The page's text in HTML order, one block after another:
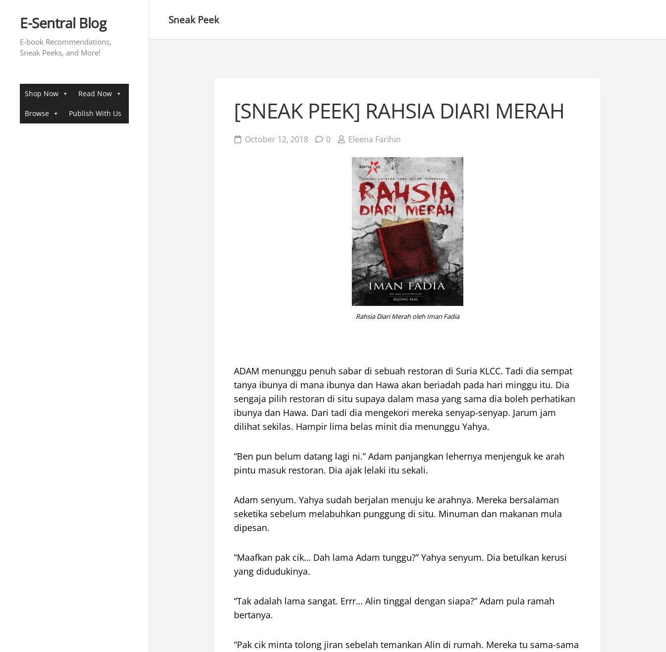
contentE-Sentral Blog
E-book Recommendations,
Sneak Peeks, and More!
Shop Now Read Now
Browse Publish With Us
Sneak Peek
[SNEAK PEEK] RAHSIA DIARI MERAH
October 12, 2018 0 Eleena Farihin
Rahsia Diari Merah oleh Iman Fadia
ADAM menunggu penuh sabar di sebuah restoran di Suria KLCC. Tadi dia sempat
tanya ibunya di mana ibunya dan Hawa akan beriadah pada hari minggu itu. Dia
sengaja pilih restoran di situ supaya dalam masa yang sama dia boleh perhatikan
ibunya dan Hawa. Dari tadi dia mengekori mereka senyap-senyap. Jarum jam
dilihat sekilas. Hampir lima belas minit dia menunggu Yahya.
“Ben pun belum datang lagi ni.” Adam panjangkan lehernya menjenguk ke arah
pintu masuk restoran. Dia ajak lelaki itu sekali.
Adam senyum. Yahya sudah berjalan menuju ke arahnya. Mereka bersalaman
seketika sebelum melabuhkan punggung di situ. Minuman dan makanan mula
dipesan.
“Maafkan pak cik… Dah lama Adam tunggu?” Yahya senyum. Dia betulkan kerusi
yang didudukinya.
“Tak adalah lama sangat. Errr… Alin tinggal dengan siapa?” Adam pula ramah
bertanya.
“Pak cik minta tolong jiran sebelah temankan Alin di rumah. Mereka tu sama-sama